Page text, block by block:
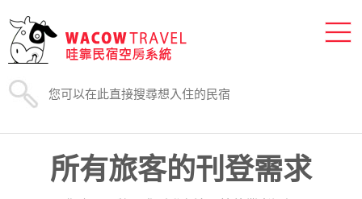
所有旅客的刊登需求